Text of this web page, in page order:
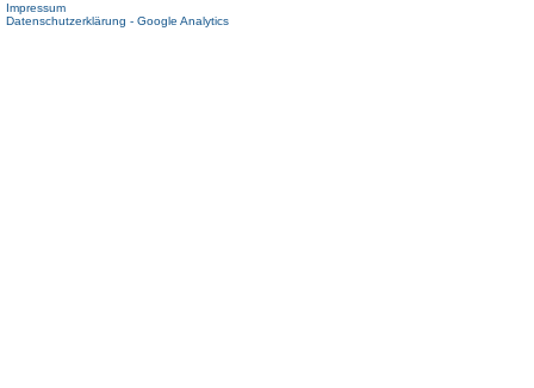
Impressum
Datenschutzerklärung - Google Analytics